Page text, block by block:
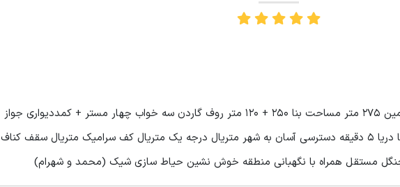
Code: 4076 دوبلکس مدرن مساحت زمین ۲۷۵ متر مساحت بنا ۲۵۰ + ۱۲۰ متر روف گاردن سه خواب‌ چهار مستر + کمددیواری جواز
ساخت و سند‌ جکوزی روی روف فاصله تا دریا ۵ دقیقه دسترسی آسان به شهر‌ متریال درجه یک‌ متریال کف سرامیک‌ متریال سقف کناف‌
مستقل همراه با نگهبانی منطقه خوش نشین‌ حیاط سازی شیک‌ (محمد و شهرام)